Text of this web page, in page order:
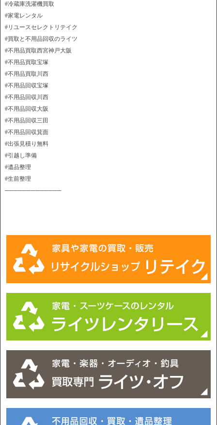
#冷蔵庫洗濯機買取
#家電レンタル
#リユースセレクトリテイク
#買取と不用品回収のライツ
#不用品買取西宮神戸大阪
#不用品買取宝塚
#不用品買取川西
#不用品回収宝塚
#不用品回収川西
#不用品回収大阪
#不用品回収三田
#不用品回収箕面
#出張見積り無料
#引越し準備
#遺品整理
#生前整理
─────────────